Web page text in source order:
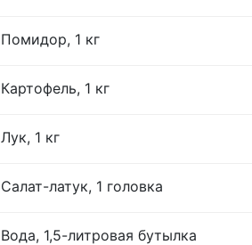
Помидор, 1 кг
Картофель, 1 кг
Лук, 1 кг
Салат-латук, 1 головка
Вода, 1,5-литровая бутылка